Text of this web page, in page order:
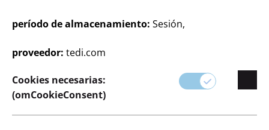
período de almacenamiento: Sesión,
proveedor: tedi.com
Cookies necesarias:
(omCookieConsent)